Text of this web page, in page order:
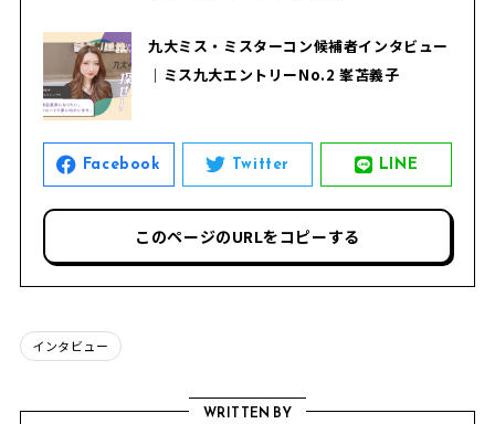
九大ミス・ミスターコン候補者インタビュー
｜ミス九大エントリーNo.2 峯苫義子
Facebook Twitter LINE
このページのURLをコピーする
インタビュー
WRITTEN BY